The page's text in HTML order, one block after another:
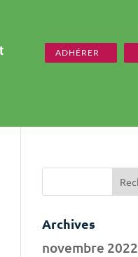
ADHÉRER
Archives
novembre 2022